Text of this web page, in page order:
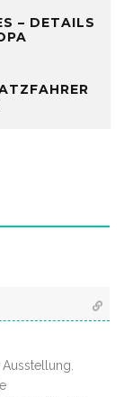
– DETAILS